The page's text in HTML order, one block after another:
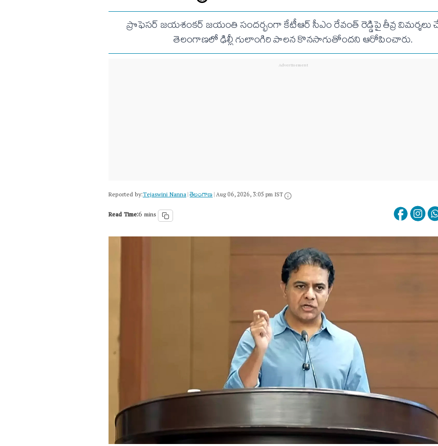
ప్రొఫెసర్ జయశంకర్ జయంతి సందర్భంగా కేటీఆర్ సీఎం రేవంత్ రెడ్డిపై తీవ్ర విమర్శలు
తెలంగాణలో ఢిల్లీ గులాంగిరి పాలన కొనసాగుతోందని ఆరోపించారు.
Reported by:Tejaswini Nanna|తెలంగాణ‌|Aug 06, 2026, 3:05 pm IST
Read Time:6 mins